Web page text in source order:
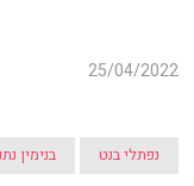
את כל החשבוניות, בוא